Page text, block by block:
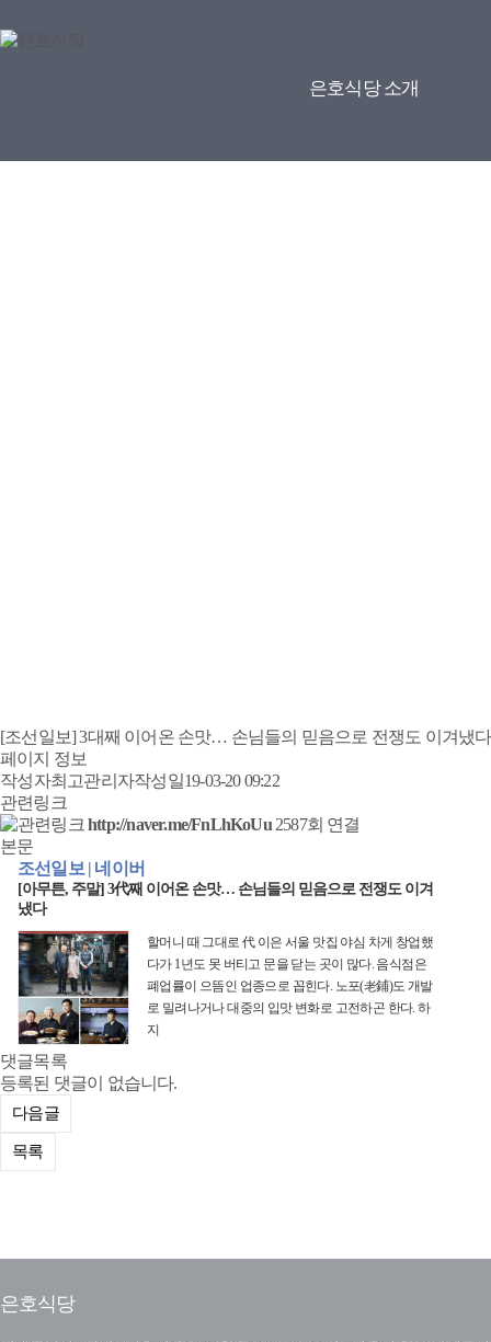
은호식당 소개
[조선일보] 3대째 이어온 손맛… 손님들의 믿음으로 전쟁도 이겨냈다
페이지 정보
작성자최고관리자작성일19-03-20 09:22
관련링크
http://naver.me/FnLhKoUu 2587회 연결
본문
조선일보 | 네이버
[아무튼, 주말] 3代째 이어온 손맛… 손님들의 믿음으로 전쟁도 이겨
냈다
할머니 때 그대로 代 이은 서울 맛집 야심 차게 창업했
다가 1년도 못 버티고 문을 닫는 곳이 많다. 음식점은
폐업률이 으뜸인 업종으로 꼽힌다. 노포(老鋪)도 개발
로 밀려나거나 대중의 입맛 변화로 고전하곤 한다. 하
지
댓글목록
등록된 댓글이 없습니다.
다음글
목록
은호식당